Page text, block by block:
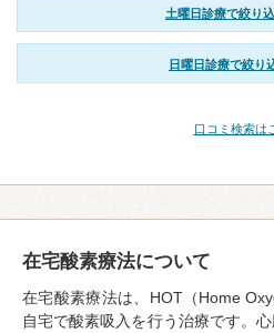
土曜日診療で絞り
日曜日診療で絞り
口コミ検索は
在宅酸素療法について
在宅酸素療法は、HOT（Home
自宅で酸素吸入を行う治療です。